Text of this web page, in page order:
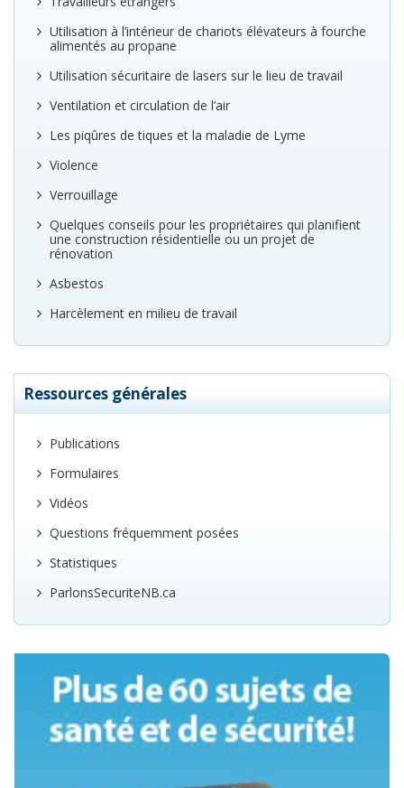
Utilisation à l’intérieur de chariots élévateurs à fourche
alimentés au propane
Utilisation sécuritaire de lasers sur le lieu de travail
Ventilation et circulation de l’air
Les piqûres de tiques et la maladie de Lyme
Violence
Verrouillage
Quelques conseils pour les propriétaires qui planifient
une construction résidentielle ou un projet de
rénovation
Asbestos
Harcèlement en milieu de travail
Ressources générales
Publications
Formulaires
Vidéos
Questions fréquemment posées
Statistiques
ParlonsSecuriteNB.ca